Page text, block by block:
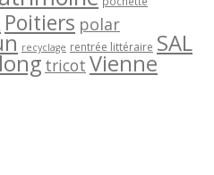
Poitiers polar
recyclage rentrée littéraire SAL
tricot Vienne